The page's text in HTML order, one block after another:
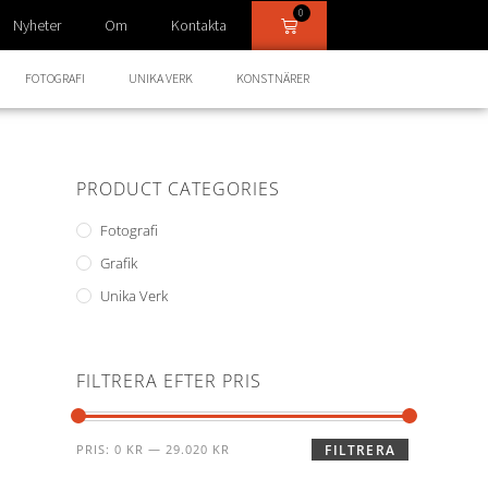
Nyheter Om Kontakta
0
FOTOGRAFI UNIKA VERK KONSTNÄRER
PRODUCT CATEGORIES
Fotografi
Grafik
Unika Verk
FILTRERA EFTER PRIS
FILTRERA
PRIS: 0 KR — 29.020 KR